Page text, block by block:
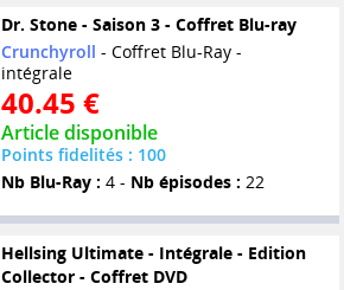
Dr. Stone - Saison 3 - Coffret Blu-ray
Crunchyroll - Coffret Blu-Ray -
intégrale
40.45 €
Article disponible
Points fidelités : 100
Nb Blu-Ray : 4 - Nb épisodes : 22
Hellsing Ultimate - Intégrale - Edition
Collector - Coffret DVD